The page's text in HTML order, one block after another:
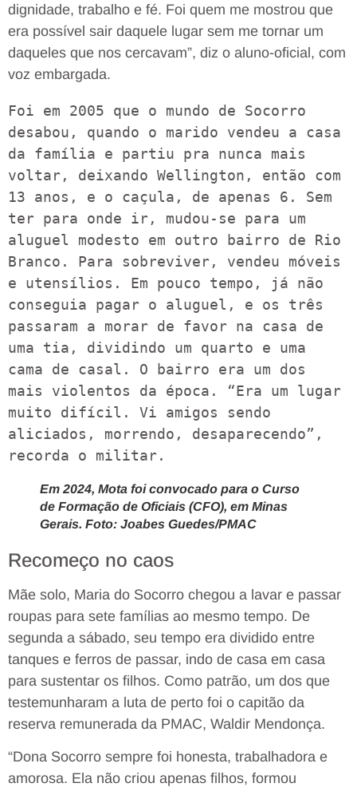
dignidade, trabalho e fé. Foi quem me mostrou que
era possível sair daquele lugar sem me tornar um
daqueles que nos cercavam”, diz o aluno-oficial, com
voz embargada.
Foi em 2005 que o mundo de Socorro
desabou, quando o marido vendeu a casa
da família e partiu pra nunca mais
voltar, deixando Wellington, então com
13 anos, e o caçula, de apenas 6. Sem
ter para onde ir, mudou-se para um
aluguel modesto em outro bairro de Rio
Branco. Para sobreviver, vendeu móveis
e utensílios. Em pouco tempo, já não
conseguia pagar o aluguel, e os três
passaram a morar de favor na casa de
uma tia, dividindo um quarto e uma
cama de casal. O bairro era um dos
mais violentos da época. “Era um lugar
muito difícil. Vi amigos sendo
aliciados, morrendo, desaparecendo”,
recorda o militar.
Em 2024, Mota foi convocado para o Curso
de Formação de Oficiais (CFO), em Minas
Gerais. Foto: Joabes Guedes/PMAC
Recomeço no caos
Mãe solo, Maria do Socorro chegou a lavar e passar
roupas para sete famílias ao mesmo tempo. De
segunda a sábado, seu tempo era dividido entre
tanques e ferros de passar, indo de casa em casa
para sustentar os filhos. Como patrão, um dos que
testemunharam a luta de perto foi o capitão da
reserva remunerada da PMAC, Waldir Mendonça.
“Dona Socorro sempre foi honesta, trabalhadora e
amorosa. Ela não criou apenas filhos, formou